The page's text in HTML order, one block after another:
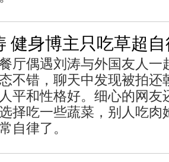
健身博主只吃草超
厅偶遇刘涛与外国友人一
不错，聊天中发现被拍还
平和性格好。细心的网友
择吃一些蔬菜，别人吃肉
自律了。